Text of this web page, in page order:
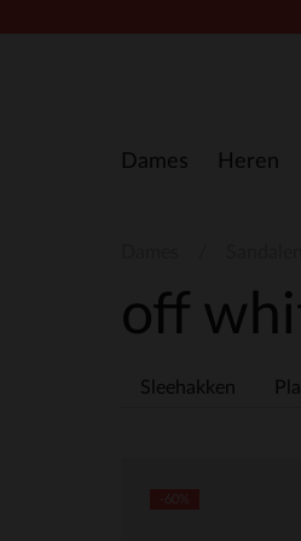
Dames Heren
off
Sleehakken